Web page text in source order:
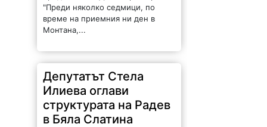
"Преди няколко седмици, по
време на приемния ни ден в
Монтана,...
Депутатът Стела
Илиева оглави
структурата на Радев
в Бяла Слатина